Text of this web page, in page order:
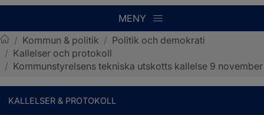
MENY
Sotenäs kommun
/ Kommun & politik / Politik och demokrati
/ Kallelser och protokoll
/ Kommunstyrelsens tekniska utskotts kallelse 9 november
KALLELSER & PROTOKOLL